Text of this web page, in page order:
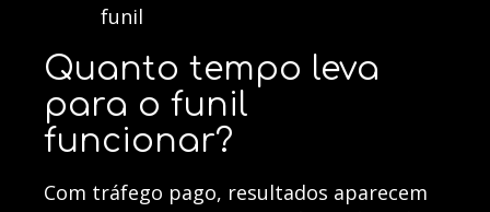
funil
Quanto tempo leva
para o funil
funcionar?
Com tráfego pago, resultados aparecem